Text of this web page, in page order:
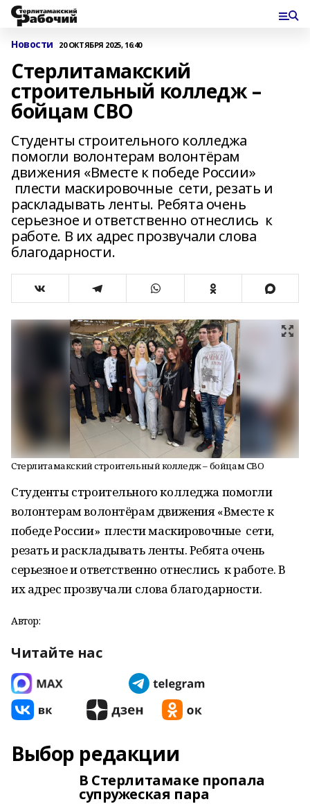
Новости 20 ОКТЯБРЯ 2025, 16:40
Стерлитамакский
строительный колледж –
бойцам СВО
Студенты строительного колледжа
помогли волонтерам волонтёрам
движения «Вместе к победе России»
плести маскировочные сети, резать и
раскладывать ленты. Ребята очень
серьезное и ответственно отнеслись к
работе. В их адрес прозвучали слова
благодарности.
Стерлитамакский строительный колледж – бойцам СВО
Студенты строительного колледжа помогли
волонтерам волонтёрам движения «Вместе к
победе России» плести маскировочные сети,
резать и раскладывать ленты. Ребята очень
серьезное и ответственно отнеслись к работе. В
их адрес прозвучали слова благодарности.
Автор:
Читайте нас
Выбор редакции
В Стерлитамаке пропала
супружеская пара